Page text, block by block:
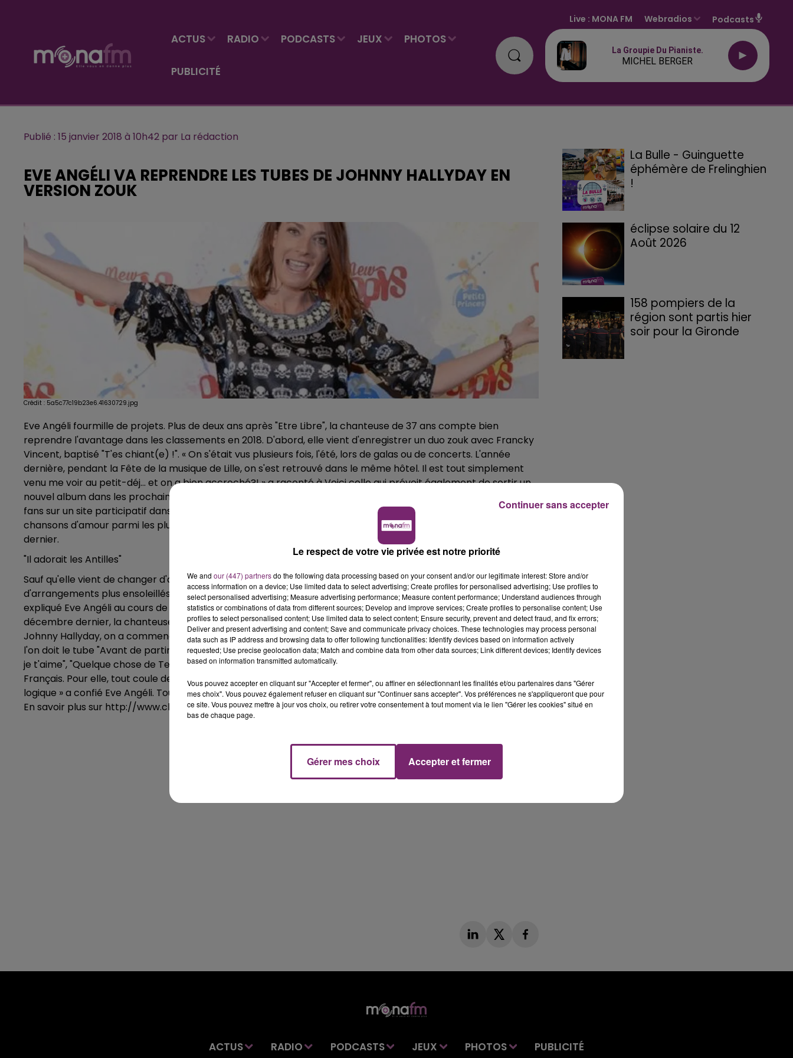
ACTUS RADIO PODCASTS JEUX PHOTOS
PUBLICITÉ
Live : MONA FM Webradios Podcasts
La Groupie Du Pianiste.
MICHEL BERGER
Publié : 15 janvier 2018 à 10h42 par La rédaction
EVE ANGÉLI VA REPRENDRE LES TUBES DE JOHNNY HALLYDAY EN
VERSION ZOUK
Crédit : 5a5c77c19b23e6.41630729.jpg
Eve Angéli fourmille de projets. Plus de deux ans après "Etre Libre", la chanteuse de 37 ans compte bien
reprendre l'avantage dans les classements en 2018. D'abord, elle vient d'enregistrer un duo zouk avec Francky
Vincent, baptisé "T'es chiant(e) !". « On s'était vus plusieurs fois, l'été, lors de galas ou de concerts. L'an­née
dernière, pendant la Fête de la musique de Lille, on s'est retrou­vé dans le même hôtel. Il est tout simple­ment
venu me voir au petit-déj… et on a bien accro­ché?! » a raconté à Voici celle qui prévoit également de sortir un
nouvel album dans les prochains mois. En effet, l'artiste est parvenue à récolter 22.315 euros auprès de ses
fans sur un site participatif dans l'espoir de produire un nouveau disque... de reprises. Au programme ? « 13
chansons d'amour parmi les plus belles chansons françaises ou italiennes » avait prévenu Eve Angéli l'été
dernier.
"Il adorait les Antilles"
Sauf qu'elle vient de changer d'avis sur l'orientation musicale de son album, qui sera finalement composé
d'arrangements plus ensoleillés. « On travaille sur un album de chan­sons d'hier et d'aujourd'hui version zouk » a
expliqué Eve Angéli au cours de son interview. Et, touchée par la mort de Johnny Hallyday survenue le 5
décembre dernier, la chanteuse a prévu de lui rendre hommage en chansons ! « Comme on est très fans de
Johnny Hally­day, on a commencé à bosser envi­ron cinq de ses titres version soleil » vient d'annoncer celle à qui
l'on doit le tube "Avant de partir". Parmi les morceaux emblématiques de Johnny qu'Eve Angéli revisitera ? "Que
je t'aime", "Quelque chose de Tennessee" et "Je te promets", élue chanson préférée de son répertoire par les
Français. Pour elle, tout coule de source. « Il adorait les Antilles, il repose à Saint-Barthé­lemy alors ça a un côté
logique » a confié Eve Angéli. Tout un programme !
En savoir plus sur http://www.chartsinfrance.net/Eve-Angeli/news-105874.html#7Oc1l5upH3a7PzGM.99
La Bulle - Guinguette
éphémère de Frelinghien
!
éclipse solaire du 12
Août 2026
158 pompiers de la
région sont partis hier
soir pour la Gironde
ACTUS RADIO PODCASTS JEUX PHOTOS PUBLICITÉ
Le respect de votre vie privée est notre priorité
We and our (447) partnersdo the following data processing based on your consent and/or our legitimate interest: Store and/or
access information on a device; Use limited data to select advertising; Create profiles for personalised advertising; Use profiles to
select personalised advertising; Measure advertising performance; Measure content performance; Understand audiences through
statistics or combinations of data from different sources; Develop and improve services; Create profiles to personalise content; Use
profiles to select personalised content; Use limited data to select content; Ensure security, prevent and detect fraud, and fix errors;
Deliver and present advertising and content; Save and communicate privacy choices. These technologies may process personal
data such as IP address and browsing data to offer following functionalities: Identify devices based on information actively
requested; Use precise geolocation data; Match and combine data from other data sources; Link different devices; Identify devices
based on information transmitted automatically.
Vous pouvez accepter en cliquant sur "Accepter et fermer", ou affiner en sélectionnant les finalités et/ou partenaires dans "Gérer
mes choix". Vous pouvez également refuser en cliquant sur "Continuer sans accepter". Vos préférences ne s'appliqueront que pour
ce site. Vous pouvez mettre à jour vos choix, ou retirer votre consentement à tout moment via le lien "Gérer les cookies" situé en
bas de chaque page.
Gérer mes choix Accepter et fermer
Continuer sans accepter